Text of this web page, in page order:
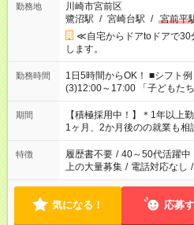
勤務地
川崎市宮前区
鷺沼駅 / 宮崎台駅 / 宮前平
≪自宅からドアtoドアで
します。
勤務時間
1日5時間からOK！ ■シフト例 (1)8:00～13:00 (2)10:00～15:00
(3)12:00～17:00 「子どもたちが学校に行く間だけ働きたい」
「余裕を持って夕飯の準備が
はプライベートの時間にし
いね。 ※Wワーク希望の方へ 今ご覧のお仕事で希望する勤務時
間と、もう1つのお仕事の勤
場合は応募できません。
期間
【積極採用中！】＊1年以上
1ヶ月、2か月後のの就業も相
特徴 履歴書不要 / 40～50代活躍中
上の大量募集 / 電話対応なし /
気になる！ 応募